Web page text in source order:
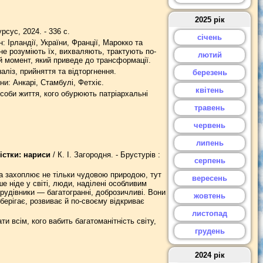
2025 рік
січень
лютий
березень
квітень
травень
червень
липень
серпень
вересень
жовтень
листопад
грудень
2024 рік
2024. - 336 с.
Ірландії, України, Франції, Марокко та
розуміють їх, вихваляють, трактують по-
який приведе до трансформації.
прийняття та відторгнення.
Анкарі, Стамбулі, Фетхіє.
життя, кого обурюють патріархальні
нариси/ К. І. Загородня. - Брустурів :
захоплює не тільки чудовою природою, тут
ніде у світі, люди, наділені особливим
— багатогранні, доброзичливі. Вони
розвиває й по-своєму відкриває
кого вабить багатоманітність світу,